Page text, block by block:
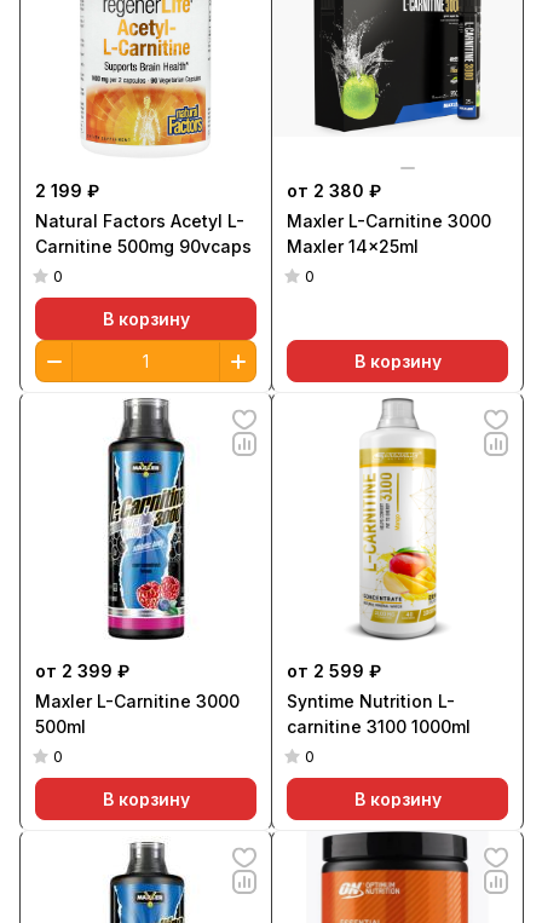
2 199 ₽
Natural Factors Acetyl L-
Carnitine 500mg 90vcaps
0
В корзину
от 2 380 ₽
Maxler L-Carnitine 3000
Maxler 14x25ml
0
В корзину
от 2 399 ₽
Maxler L-Carnitine 3000
500ml
0
В корзину
от 2 599 ₽
Syntime Nutrition L-
carnitine 3100 1000ml
0
В корзину